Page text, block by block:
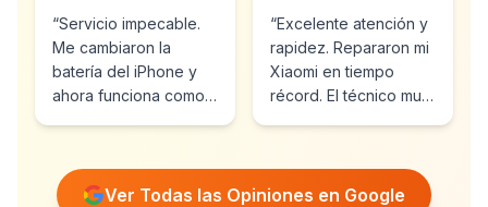
“Servicio impecable.
Me cambiaron la
batería del iPhone y
ahora funciona como
“Excelente atención y
rapidez. Repararon mi
Xiaomi en tiempo
récord. El técnico muy
Ver Todas las Opiniones en Google